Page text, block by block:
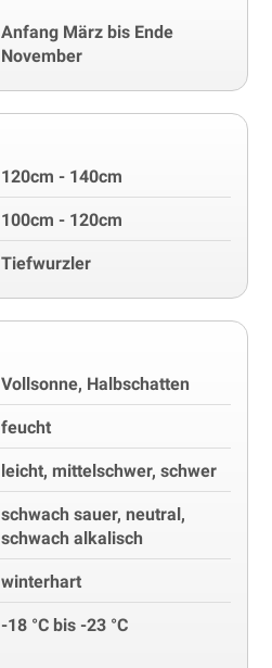
Anfang März bis Ende
November
120cm - 140cm
100cm - 120cm
Tiefwurzler
Vollsonne, Halbschatten
feucht
leicht, mittelschwer, schwer
schwach sauer, neutral,
schwach alkalisch
winterhart
-18 °C bis -23 °C